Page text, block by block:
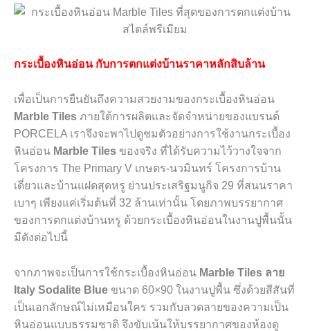
กระเบื้องหินอ่อน กับการตกแต่งบ้านราคาหลักสิบล้าน
เพื่อเป็นการยืนยันถึงความสวยงามของกระเบื้องหินอ่อน
Marble Tiles ภายใต้การผลิตและจัดจำหน่ายของแบรนด์
PORCELA เราจึงจะพาไปดูชมตัวอย่างการใช้งานกระเบื้อง
หินอ่อน Marble Tiles ของจริง ที่ได้รับความไว้วางใจจาก
โครงการ The Primary V เกษตร-นวมินทร์ โครงการบ้าน
เดี่ยวและบ้านแฝดสุดหรู ย่านประเสริฐมนูกิจ 29 ที่สนนราคา
เบาๆ เพียงแค่เริ่มต้นที่ 32 ล้านเท่านั้น โดยภาพบรรยากาศ
ของการตกแต่งบ้านหรู ด้วยกระเบื้องหินอ่อนในงานปูพื้นนั้น
มีดังต่อไปนี้
จากภาพจะเป็นการใช้กระเบื้องหินอ่อน Marble Tiles ลาย
Italy Sodalite Blue ขนาด 60×90 ในงานปูพื้น ซึ่งด้วยสีสันที่
เป็นเอกลักษณ์ไม่เหมือนใคร รวมกับลวดลายของความเป็น
หินอ่อนแบบธรรมชาติ จึงขับเน้นให้บรรยากาศของห้องดู